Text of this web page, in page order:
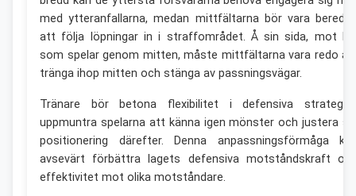
med ytteranfallarna, medan mittfältarna bör vara
att följa löpningar in i straffområdet. Å sin sida, mot
som spelar genom mitten, måste mittfältarna vara redo
tränga ihop mitten och stänga av passningsvägar.
Tränare bör betona flexibilitet i defensiva
uppmuntra spelarna att känna igen mönster och justera
positionering därefter. Denna anpassningsförmåga
avsevärt förbättra lagets defensiva motståndskraft
effektivitet mot olika motståndare.